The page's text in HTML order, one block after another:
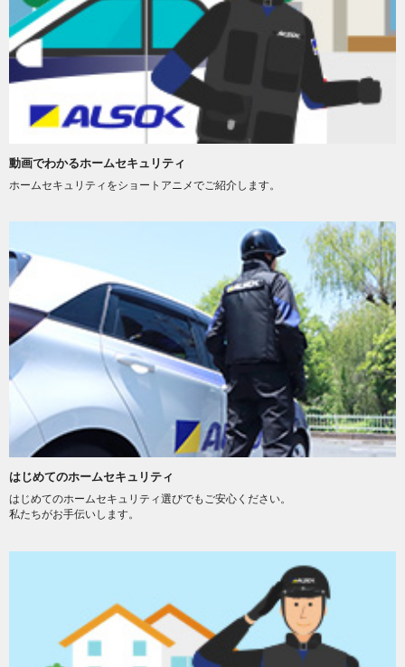
動画でわかるホームセキュリティ
ホームセキュリティをショートアニメでご紹介します。
はじめてのホームセキュリティ
はじめてのホームセキュリティ選びでもご安心ください。
私たちがお手伝いします。